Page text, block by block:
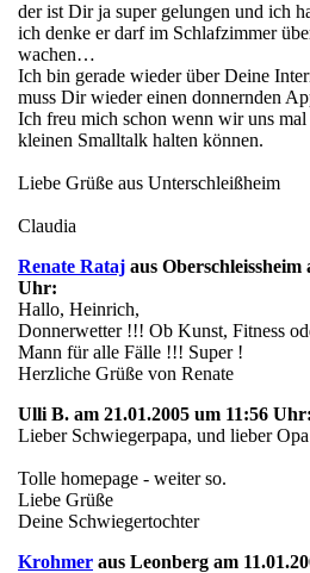
der ist Dir ja super gelungen und ich
ich denke er darf im Schlafzimmer
wachen…
Ich bin gerade wieder über Deine
muss Dir wieder einen donnernden
Ich freu mich schon wenn wir uns mal
kleinen Smalltalk halten können.
Liebe Grüße aus Unterschleißheim
Claudia
Renate Rataj aus Oberschleissheim
Uhr:
Hallo, Heinrich,
Donnerwetter !!! Ob Kunst, Fitness
Mann für alle Fälle !!! Super !
Herzliche Grüße von Renate
Ulli B. am 21.01.2005 um 11:56 Uhr:
Lieber Schwiegerpapa, und lieber Opa
Tolle homepage - weiter so.
Liebe Grüße
Deine Schwiegertochter
Krohmer aus Leonberg am